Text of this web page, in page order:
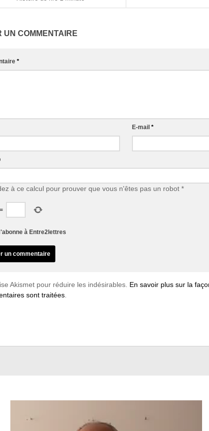
UN COMMENTAIRE
*
E-mail*
à ce calcul pour prouver que vous n'êtes pas un robot *
=
à Entre2lettres
Akismet pour réduire les indésirables. En savoir plus sur la
sont traitées